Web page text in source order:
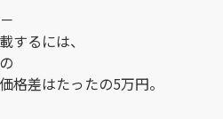
するには、
格差はたったの5万円。